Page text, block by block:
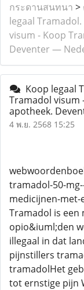
กระดานสนทนา >
legaal
visum - Koop
Deventer —
Koop legaal
Tramadol visum
apotheek.
4 พ.ย. 2568 15:25
tramadol-50-
medicijnen-met-
Tramadol is
opio&iuml;den
illegaal in dat
pijnstillers
tramadolHet
tot ernstige pijn